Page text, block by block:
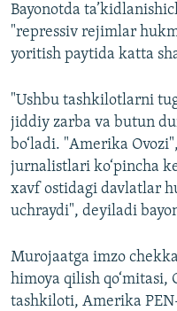
Bayonotda
"repressiv rejimlar
yoritish paytida katta
"Ushbu tashkilotlarni
jiddiy zarba va butun
bo‘ladi. "Amerika
jurnalistlari ko‘pincha
xavf ostidagi davlatlar
uchraydi", deyiladi
Murojaatga imzo
himoya qilish
tashkiloti, Amerika